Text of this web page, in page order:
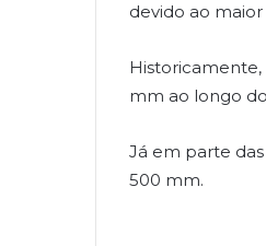
devido ao
Historicamente,
mm ao longo
Já em parte
500 mm.